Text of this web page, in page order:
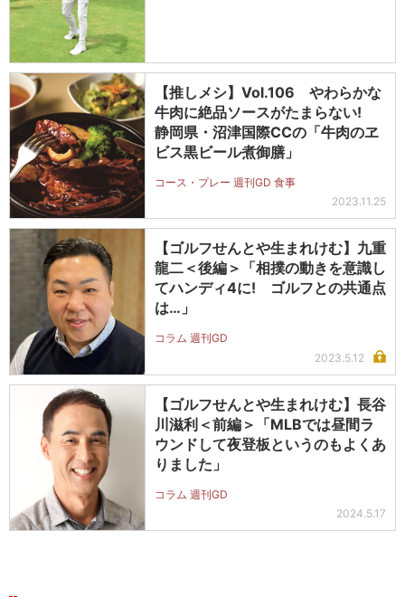
【推しメシ】Vol.106 やわらかな
牛肉に絶品ソースがたまらない!
静岡県・沼津国際CCの「牛肉のヱ
ビス黒ビール煮御膳」
コース・プレー 週刊GD 食事
2023.11.25
【ゴルフせんとや生まれけむ】九重
龍二＜後編＞「相撲の動きを意識し
てハンディ4に! ゴルフとの共通点
は…」
コラム 週刊GD
2023.5.12
【ゴルフせんとや生まれけむ】長谷
川滋利＜前編＞「MLBでは昼間ラ
ウンドして夜登板というのもよくあ
りました」
コラム 週刊GD
2024.5.17